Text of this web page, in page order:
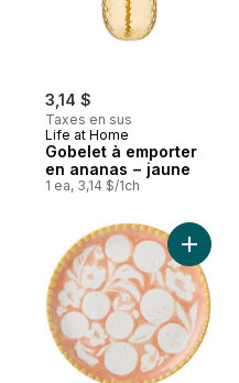
3,14 $
Taxes en sus
Life at Home
Gobelet à emporter
en ananas − jaune
1 ea, 3,14 $/1ch